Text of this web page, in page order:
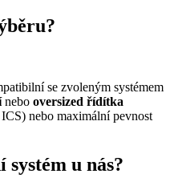
se zvoleným systémem
nebo oversized řídítka
nebo maximální pevnost
u nás?